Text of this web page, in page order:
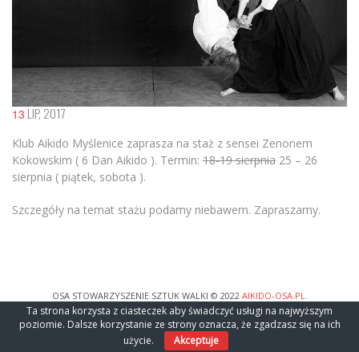
13 LIP, 2017
Klub Aikido Myślenice zaprasza na staż z sensei Zenonem
Kokowskim ( 6 Dan Aikido ). Termin: 18-19 sierpnia 25 – 26
sierpnia ( piątek, sobota ).
Szczegóły na temat stażu podamy niebawem. Zapraszamy.
OSA STOWARZYSZENIE SZTUK WALKI © 2022 AIKIDO-OSA.PL.
Ta strona korzysta z ciasteczek aby świadczyć usługi na najwyższym
poziomie. Dalsze korzystanie ze strony oznacza, że zgadzasz się na ich
użycie.
Akceptuje